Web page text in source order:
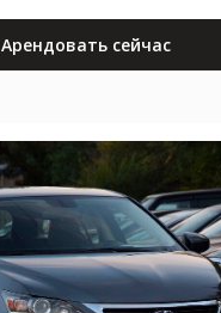
Арендовать сейчас